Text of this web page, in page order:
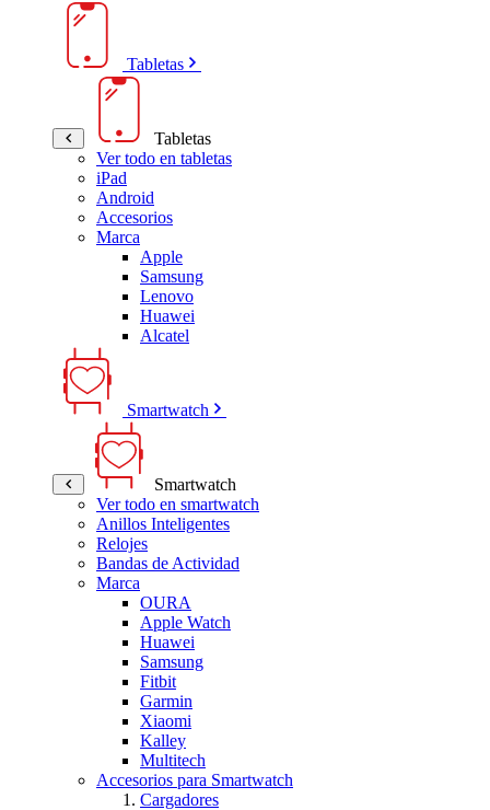
Tabletas
Tabletas
Ver todo en tabletas
iPad
Android
Accesorios
Marca
Apple
Samsung
Lenovo
Huawei
Alcatel
Smartwatch
Smartwatch
Ver todo en smartwatch
Anillos Inteligentes
Relojes
Bandas de Actividad
Marca
OURA
Apple Watch
Huawei
Samsung
Fitbit
Garmin
Xiaomi
Kalley
Multitech
Accesorios para Smartwatch
Cargadores